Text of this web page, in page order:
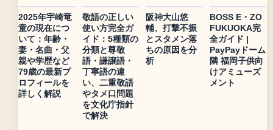
2025年宇崎竜
童の現在につ
いて：年齢・
妻・名曲・父
親や学歴など
79歳の最新プ
ロフィールを
詳しく解説
敬語の正しい
使い方完全ガ
イド：5種類の
分類と尊敬
語・謙譲語・
丁寧語の違
い、二重敬語
やタメ口問題
を文化庁指針
で解決
阪神大山悠
輔、打撃不振
とスタメン落
ちの原因を分
析
BOSS E・ZO
FUKUOKA完
全ガイド |
PayPayドーム
隣 福岡子供向
けアミューズ
メント